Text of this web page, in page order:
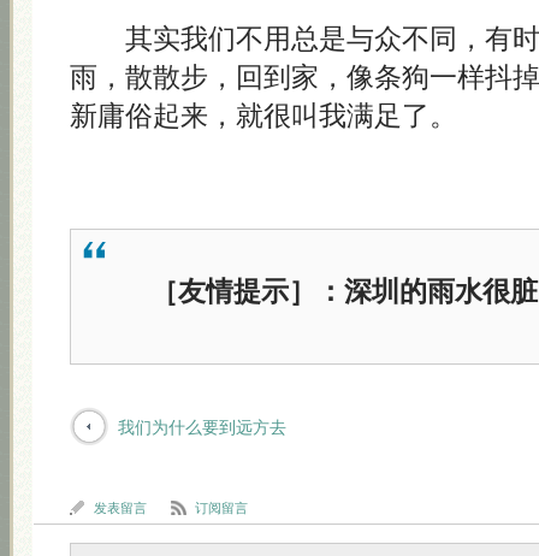
其实我们不用总是与众不同，有时
雨，散散步，回到家，像条狗一样抖
新庸俗起来，就很叫我满足了。
［友情提示］：深圳的雨水很
我们为什么要到远方去
发表留言 订阅留言